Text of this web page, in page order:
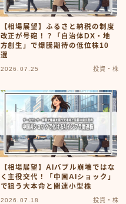
【相場展望】ふるさと納税の制度
改正が号砲！？「自治体DX・地
方創生」で爆騰期待の低位株10
選
2026.07.25 投資・株
【相場展望】AIバブル崩壊ではな
く主役交代！「中国AIショック」
で狙う大本命と関連小型株
2026.07.18 投資・株